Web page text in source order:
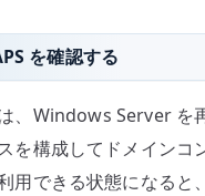
を確認する
、Windows Server を
を構成してドメインコ
用できる状態になると